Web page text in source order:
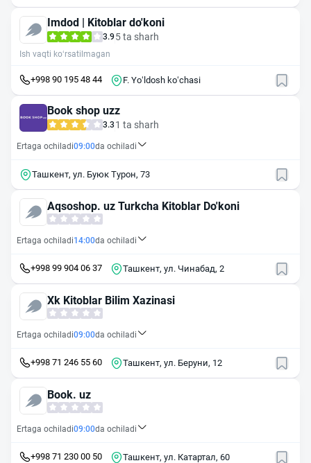
Imdod | Kitoblar do'koni
3.9 5 ta sharh
Ish vaqti ko‘rsatilmagan
+998 90 195 48 44 F. Yoʻldosh koʻchasi
Book shop uzz
3.3 1 ta sharh
Ertaga ochiladi09:00da ochiladi
Ташкент, ул. Буюк Турон, 73
Aqsoshop. uz Turkcha Kitoblar Do'koni
Ertaga ochiladi14:00da ochiladi
+998 99 904 06 37 Ташкент, ул. Чинабад, 2
Xk Kitoblar Bilim Xazinasi
Ertaga ochiladi09:00da ochiladi
+998 71 246 55 60 Ташкент, ул. Беруни, 12
Book. uz
Ertaga ochiladi09:00da ochiladi
+998 71 230 00 50 Ташкент, ул. Катартал, 60